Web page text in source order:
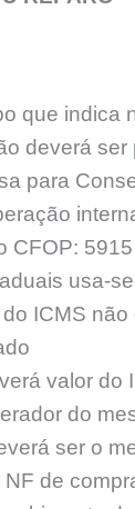
que indica
deverá ser
para
CFOP:
usa-
ICMS
valor do
do
ser o
NF de